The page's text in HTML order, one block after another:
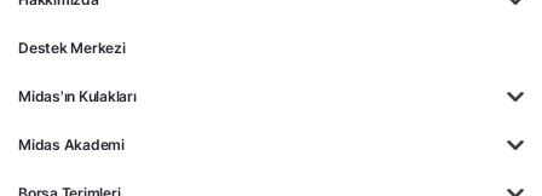
Destek Merkezi
Midas'ın Kulakları
Midas Akademi